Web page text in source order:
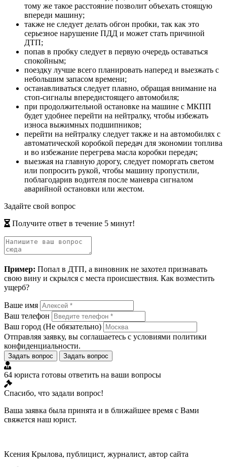
тому же такое расстояние позволит объехать стоящую
впереди машину;
также не следует делать обгон пробки, так как это
серьезное нарушение ПДД и может стать причиной
ДТП;
попав в пробку следует в первую очередь оставаться
спокойным;
поездку лучше всего планировать наперед и выезжать с
небольшим запасом времени;
останавливаться следует плавно, обращая внимание на
стоп-сигналы впередистоящего автомобиля;
при продолжительной остановке на машине с МКПП
будет удобнее перейти на нейтралку, чтобы избежать
износа выжимных подшипников;
перейти на нейтралку следует также и на автомобилях с
автоматической коробкой передач для экономии топлива
и во избежание перегрева масла коробки передач;
выезжая на главную дорогу, следует поморгать светом
или попросить рукой, чтобы машину пропустили,
поблагодарив водителя после маневра сигналом
аварийной остановки или жестом.
Задайте свой вопрос
Получите ответ в течение 5 минут!
Пример: Попал в ДТП, а виновник не захотел признавать
свою вину и скрылся с места происшествия. Как возместить
ущерб?
Ваше имя
Ваш телефон
Ваш город (Не обязательно)
Отправляя заявку, вы соглашаетесь с условиями политики
конфиденциальности.
Задать вопрос Задать вопрос
64 юриста готовы ответить на ваши вопросы
Спасибо, что задали вопрос!
Ваша заявка была принята и в ближайшее время с Вами
свяжется наш юрист.
Ксения Крылова, публицист, журналист, автор сайта